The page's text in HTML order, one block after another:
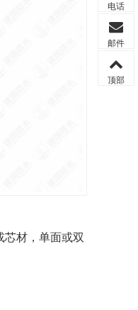
材，单面或双
电话
邮件
顶部